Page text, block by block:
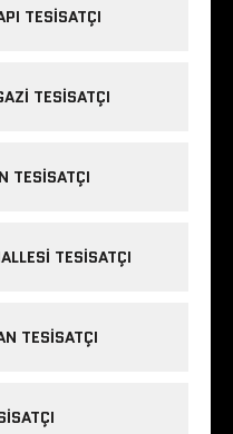
TESISATÇI
TESISATÇI
TESISATÇI
TESISATÇI
TESISATÇI